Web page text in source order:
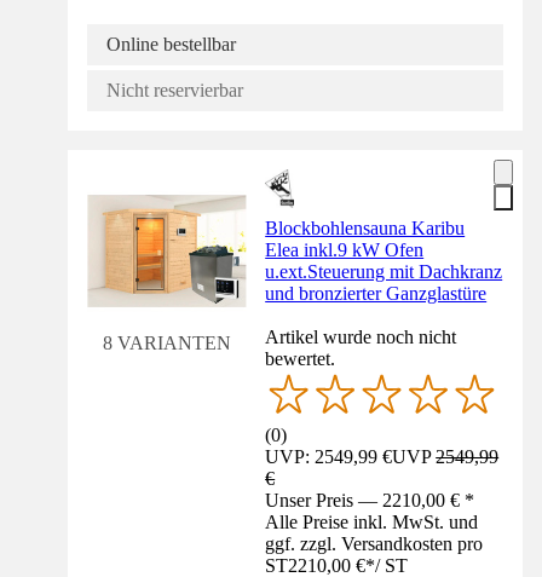
Online bestellbar
Nicht reservierbar
8 VARIANTEN
Blockbohlensauna Karibu
Elea inkl.9 kW Ofen
u.ext.Steuerung mit Dachkranz
und bronzierter Ganzglastüre
Artikel wurde noch nicht
bewertet.
(0)
UVP: 2549,99 €UVP2549,99
€
Unser Preis — 2210,00 € *
Alle Preise inkl. MwSt. und
ggf. zzgl. Versandkosten pro
ST2210,00 €*/ ST